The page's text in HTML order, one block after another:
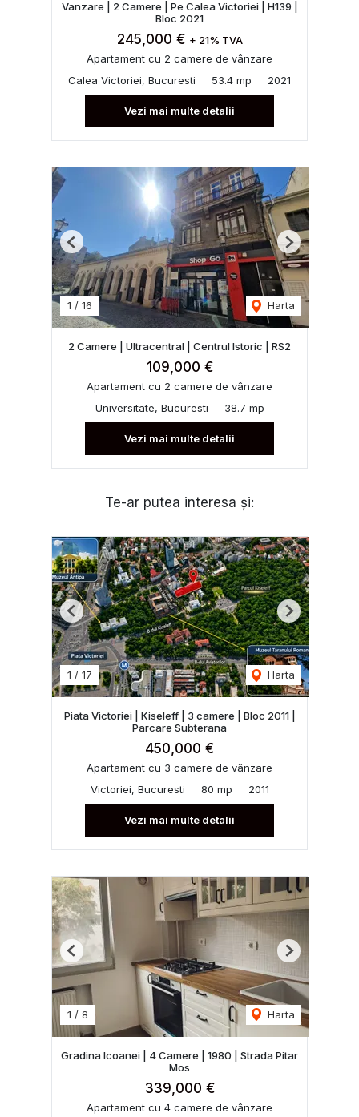
Vanzare | 2 Camere | Pe Calea Victoriei | H139 |
Bloc 2021
245,000 € + 21% TVA
Apartament cu 2 camere de vânzare
Calea Victoriei, Bucuresti
53.4 mp 2021
Vezi mai multe detalii
1 / 16 Harta
Previous Next
2 Camere | Ultracentral | Centrul Istoric | RS2
109,000 €
Apartament cu 2 camere de vânzare
Universitate, Bucuresti
38.7 mp
Vezi mai multe detalii
Te-ar putea interesa și:
1 / 17 Harta
Previous Next
Piata Victoriei | Kiseleff | 3 camere | Bloc 2011 |
Parcare Subterana
450,000 €
Apartament cu 3 camere de vânzare
Victoriei, Bucuresti
80 mp 2011
Vezi mai multe detalii
1 / 8 Harta
Previous Next
Gradina Icoanei | 4 Camere | 1980 | Strada Pitar
Mos
339,000 €
Apartament cu 4 camere de vânzare